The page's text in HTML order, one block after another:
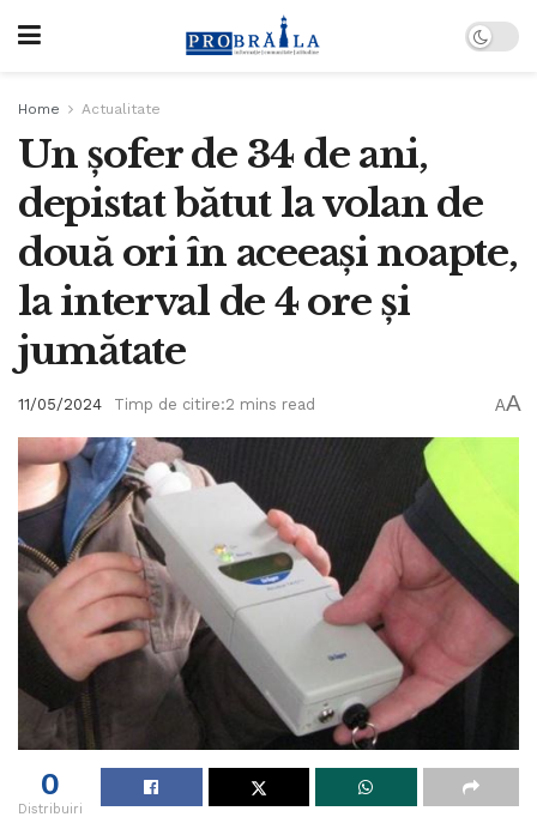
Home Actualitate
Un șofer de 34 de ani,
depistat bătut la volan de
două ori în aceeași noapte,
la interval de 4 ore și
jumătate
11/05/2024 Timp de citire:2 mins read AA
0
Distribuiri